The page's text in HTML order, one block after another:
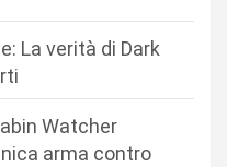
La verità di Dark
Watcher
arma contro